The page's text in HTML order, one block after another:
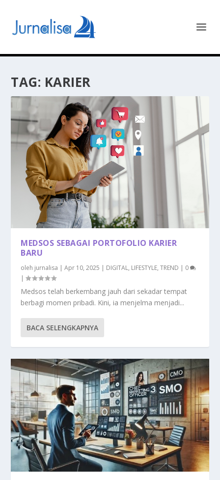
TAG: KARIER
MEDSOS SEBAGAI PORTOFOLIO KARIER
BARU
oleh jurnalisa |Apr 10, 2025 | DIGITAL, LIFESTYLE,TREND | 0
|
Medsos telah berkembang jauh dari sekadar tempat
berbagi momen pribadi. Kini, ia menjelma menjadi...
BACA SELENGKAPNYA